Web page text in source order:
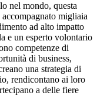
nel mondo, questa
accompagnato migliaia
ad alto impatto
e un esperto volontario
competenze di
di business,
una strategia di
rendicontano ai loro
a delle fiere